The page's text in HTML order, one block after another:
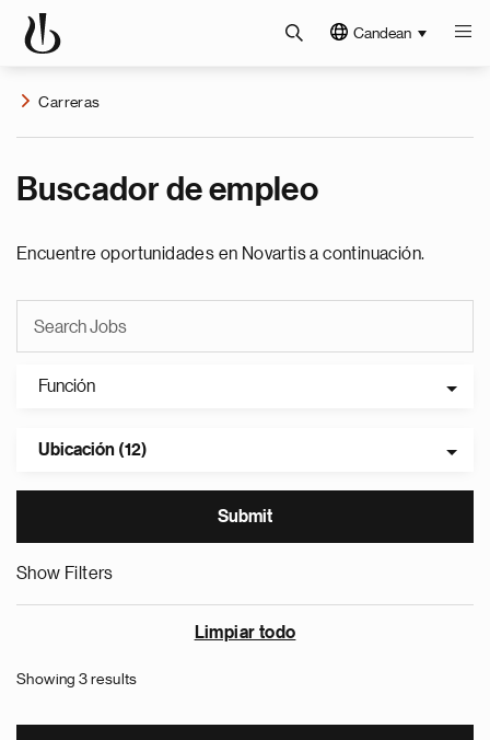
Candean
Carreras
Buscador de empleo
Encuentre oportunidades en Novartis a continuación.
Función
Ubicación (12)
Show Filters
Limpiar todo
Showing 3 results